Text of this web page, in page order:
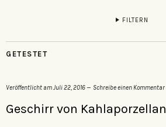
FILTERN
GETESTET
Veröffentlicht amJuli 22, 2016 Schreibe einen Kommentar
Geschirr von Kahlaporzellan